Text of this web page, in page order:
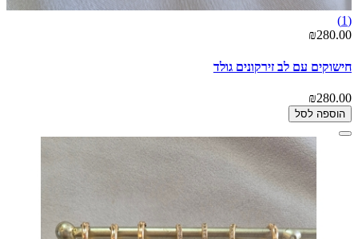
(1)
₪280.00
חישוקים עם לב זירקונים גולד
₪280.00
הוספה לסל